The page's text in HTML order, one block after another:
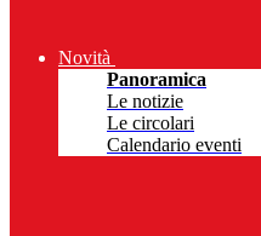
Novità
Panoramica
Le notizie
Le circolari
Calendario eventi